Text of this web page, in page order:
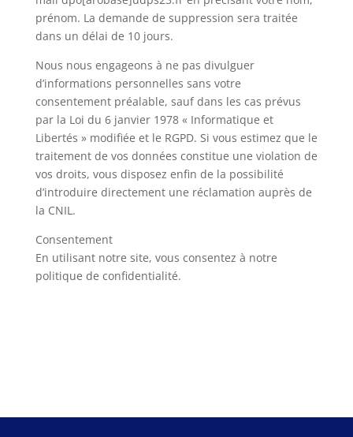
prénom. La demande de suppression sera traitée
dans un délai de 10 jours.
Nous nous engageons à ne pas divulguer
d’informations personnelles sans votre
consentement préalable, sauf dans les cas prévus
par la Loi du 6 janvier 1978 « Informatique et
Libertés » modifiée et le RGPD. Si vous estimez que le
traitement de vos données constitue une violation de
vos droits, vous disposez enfin de la possibilité
d’introduire directement une réclamation auprès de
la CNIL.
Consentement
En utilisant notre site, vous consentez à notre
politique de confidentialité.